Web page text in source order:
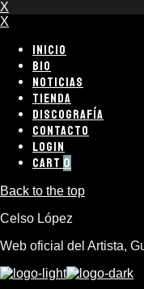
X
X
INICIO
BIO
NOTICIAS
TIENDA
DISCOGRAFÍA
CONTACTO
LOGIN
CART 0
Back to the top
Celso López
Web oficial del Artista,